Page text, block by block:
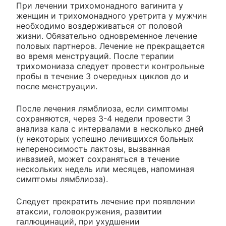
При лечении трихомонадного вагинита у
женщин и трихомонадного уретрита у мужчин
необходимо воздерживаться от половой
жизни. Обязательно одновременное лечение
половых партнеров. Лечение не прекращается
во время менструаций. После терапии
трихомониаза следует провести контрольные
пробы в течение 3 очередных циклов до и
после менструации.
После лечения лямблиоза, если симптомы
сохраняются, через 3-4 недели провести 3
анализа кала с интервалами в несколько дней
(у некоторых успешно лечившихся больных
непереносимость лактозы, вызванная
инвазией, может сохраняться в течение
нескольких недель или месяцев, напоминая
симптомы лямблиоза).
Следует прекратить лечение при появлении
атаксии, головокружения, развитии
галлюцинаций, при ухудшении